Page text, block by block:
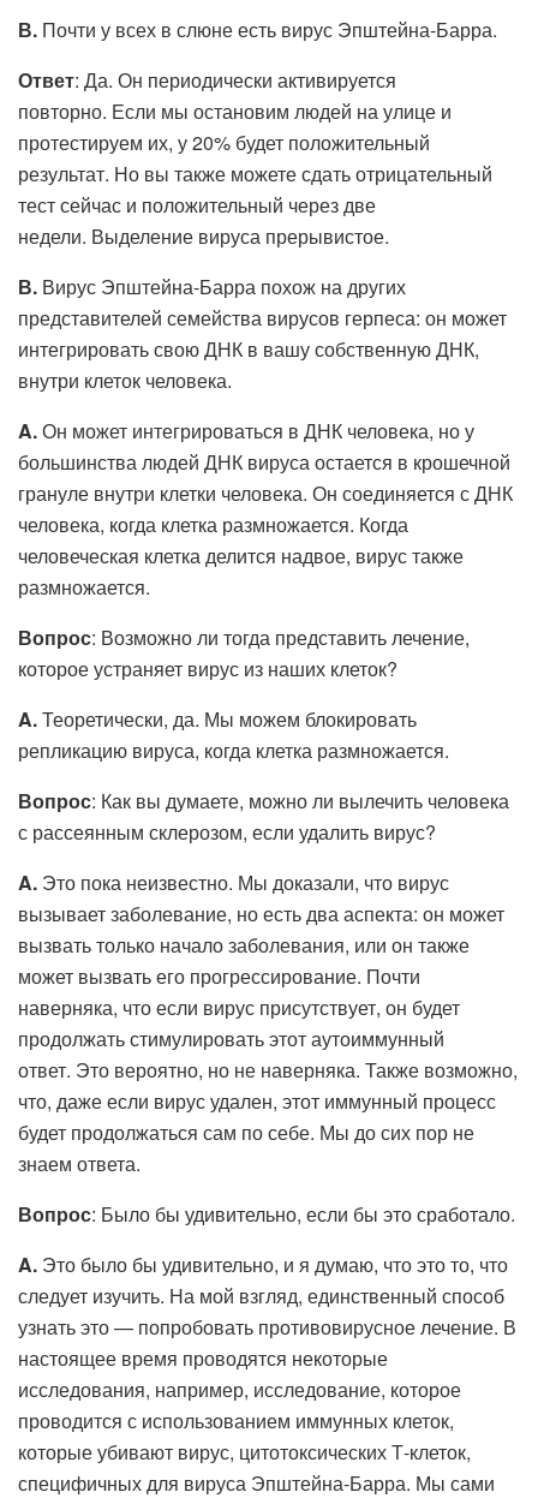
В. Почти у всех в слюне есть вирус Эпштейна-Барра.
Ответ: Да. Он периодически активируется
повторно. Если мы остановим людей на улице и
протестируем их, у 20% будет положительный
результат. Но вы также можете сдать отрицательный
тест сейчас и положительный через две
недели. Выделение вируса прерывистое.
В. Вирус Эпштейна-Барра похож на других
представителей семейства вирусов герпеса: он может
интегрировать свою ДНК в вашу собственную ДНК,
внутри клеток человека.
A.Он может интегрироваться в ДНК человека, но у
большинства людей ДНК вируса остается в крошечной
грануле внутри клетки человека. Он соединяется с ДНК
человека, когда клетка размножается. Когда
человеческая клетка делится надвое, вирус также
размножается.
Вопрос: Возможно ли тогда представить лечение,
которое устраняет вирус из наших клеток?
A.Теоретически, да. Мы можем блокировать
репликацию вируса, когда клетка размножается.
Вопрос: Как вы думаете, можно ли вылечить человека
с рассеянным склерозом, если удалить вирус?
A. Это пока неизвестно. Мы доказали, что вирус
вызывает заболевание, но есть два аспекта: он может
вызвать только начало заболевания, или он также
может вызвать его прогрессирование. Почти
наверняка, что если вирус присутствует, он будет
продолжать стимулировать этот аутоиммунный
ответ. Это вероятно, но не наверняка. Также возможно,
что, даже если вирус удален, этот иммунный процесс
будет продолжаться сам по себе. Мы до сих пор не
знаем ответа.
Вопрос: Было бы удивительно, если бы это сработало.
A. Это было бы удивительно, и я думаю, что это то, что
следует изучить. На мой взгляд, единственный способ
узнать это — попробовать противовирусное лечение. В
настоящее время проводятся некоторые
исследования, например, исследование, которое
проводится с использованием иммунных клеток,
которые убивают вирус, цитотоксических Т-клеток,
специфичных для вируса Эпштейна-Барра. Мы сами